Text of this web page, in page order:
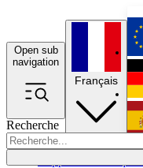
Open sub
navigation
Recherche
Français